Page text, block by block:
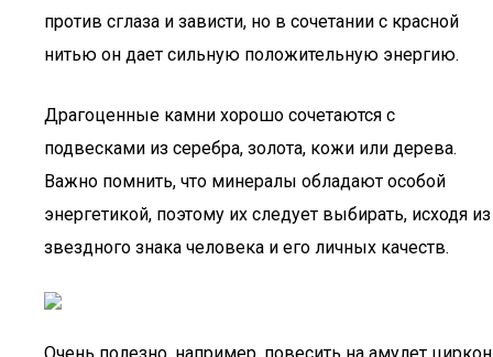
против сглаза и зависти, но в сочетании с красной
нитью он дает сильную положительную энергию.
Драгоценные камни хорошо сочетаются с
подвесками из серебра, золота, кожи или дерева.
Важно помнить, что минералы обладают особой
энергетикой, поэтому их следует выбирать, исходя из
звездного знака человека и его личных качеств.